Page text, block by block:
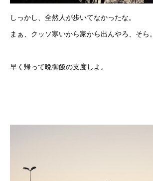
しっかし、全然人が歩いてなかったな。
まぁ、クッソ寒いから家から出んやろ、そら。
早く帰って晩御飯の支度しよ。